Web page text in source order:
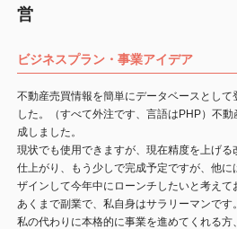
営
ビジネスプラン・事業アイデア
不動産売買情報を簡単にデータベースとして
した。（すべて外注です、言語はPHP）不
成しました。
現状でも使用できますが、現在精度を上げ
仕上がり、もう少しで完成予定ですが、他
ザインして今年中にローンチしたいと考えて
あくまで副業で、私自身はサラリーマンです
私の代わりに本格的に事業を進めてくれる